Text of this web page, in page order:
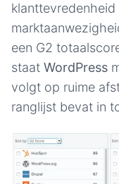
een G2
staat WordPress
volgt op ruime
ranglijst bevat in